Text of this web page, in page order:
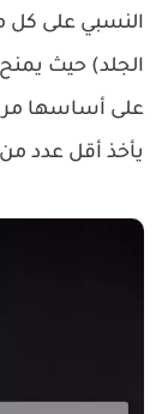
النسبي على كل
الجلد) حيث
على أساسها
يأخذ أقل عدد